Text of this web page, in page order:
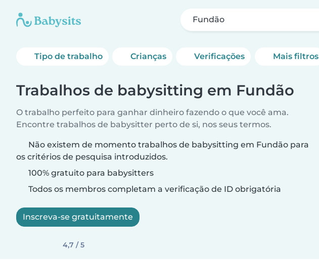
Fundão
Tipo de trabalho Crianças Verificações Mais filtros
Trabalhos de babysitting em Fundão
O trabalho perfeito para ganhar dinheiro fazendo o que você ama.
Encontre trabalhos de babysitter perto de si, nos seus termos.
Não existem de momento trabalhos de babysitting em Fundão para
os critérios de pesquisa introduzidos.
100% gratuito para babysitters
Todos os membros completam a verificação de ID obrigatória
Inscreva-se gratuitamente
4,7 / 5